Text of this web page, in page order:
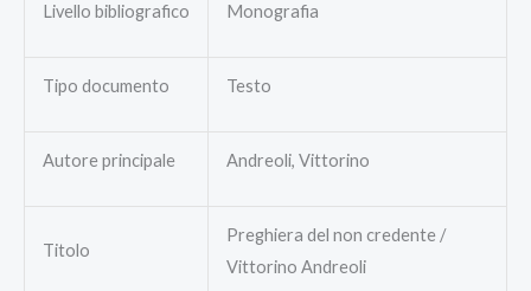
Livello bibliografico Monografia
Tipo documento Testo
Autore principale Andreoli, Vittorino
Titolo
Preghiera del non credente /
Vittorino Andreoli